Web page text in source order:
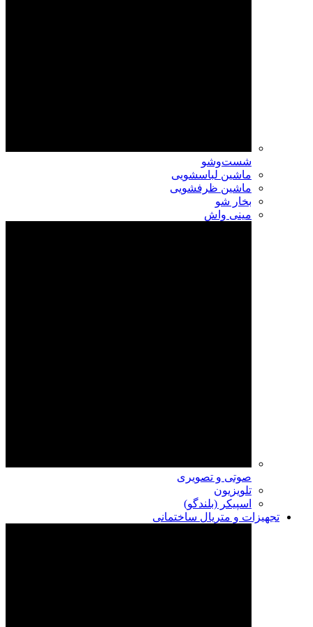
شست‌وشو
ماشین لباسشویی
ماشین ظرفشویی
بخار شو
مینی واش
صوتی و تصویری
تلویزیون
اسپیکر (بلندگو)
تجهیزات و متریال ساختمانی